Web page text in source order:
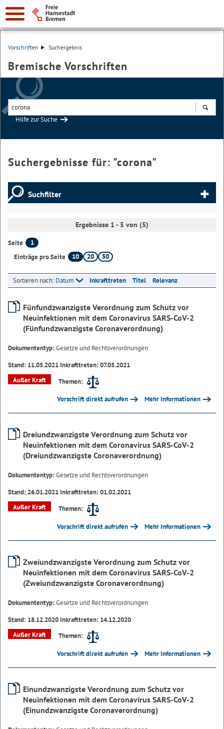
Vorschriften Suchergebnis
Bremische Vorschriften
Hilfe zur Suche
Suchergebnisse für: "corona"
Suchfilter
Ergebnisse 1 - 5 von (5)
Seite
1
Einträge pro Seite
10 20 50
Sortieren nach: Datum Inkrafttreten Titel Relevanz
Fünfundzwanzigste Verordnung zum Schutz vor
Neuinfektionen mit dem Coronavirus SARS-CoV-2
(Fünfundzwanzigste Coronaverordnung)
Dokumententyp:Gesetze und Rechtsverordnungen
Stand: 11.05.2021 Inkrafttreten: 07.05.2021
Außer Kraft
Themen:
Vorschrift direkt aufrufen Mehr Informationen
Dreiundzwanzigste Verordnung zum Schutz vor
Neuinfektionen mit dem Coronavirus SARS-CoV-2
(Dreiundzwanzigste Coronaverordnung)
Dokumententyp:Gesetze und Rechtsverordnungen
Stand: 26.01.2021 Inkrafttreten: 01.02.2021
Außer Kraft
Themen:
Vorschrift direkt aufrufen Mehr Informationen
Zweiundzwanzigste Verordnung zum Schutz vor
Neuinfektionen mit dem Coronavirus SARS-CoV-2
(Zweiundzwanzigste Coronaverordnung)
Dokumententyp:Gesetze und Rechtsverordnungen
Stand: 18.12.2020 Inkrafttreten: 14.12.2020
Außer Kraft
Themen:
Vorschrift direkt aufrufen Mehr Informationen
Einundzwanzigste Verordnung zum Schutz vor
Neuinfektionen mit dem Coronavirus SARS-CoV-2
(Einundzwanzigste Coronaverordnung)